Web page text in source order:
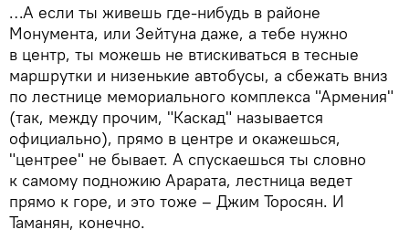
…А если ты живешь где-нибудь в районе
Монумента, или Зейтуна даже, а тебе нужно
в центр, ты можешь не втискиваться в тесные
маршрутки и низенькие автобусы, а сбежать вниз
по лестнице мемориального комплекса "Армения"
(так, между прочим, "Каскад" называется
официально), прямо в центре и окажешься,
"центрее" не бывает. А спускаешься ты словно
к самому подножию Арарата, лестница ведет
прямо к горе, и это тоже – Джим Торосян. И
Таманян, конечно.